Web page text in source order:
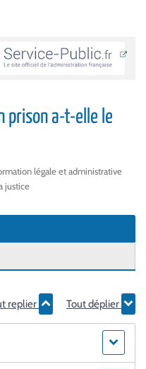
prison a-t-elle le
légale et administrative
justice
replier Tout déplier